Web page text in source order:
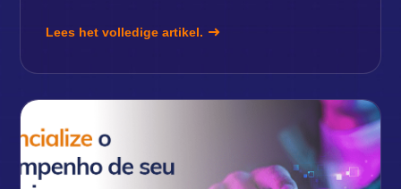
Lees het volledige artikel.